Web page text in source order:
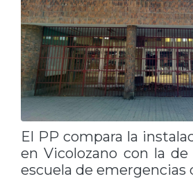
El PP compara la
en Vicolozano con la de
escuela de emergencias